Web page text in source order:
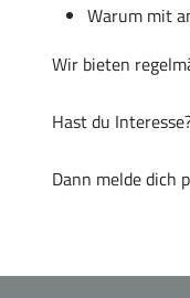
Warum mit
Wir bieten
Hast du
Dann melde dich